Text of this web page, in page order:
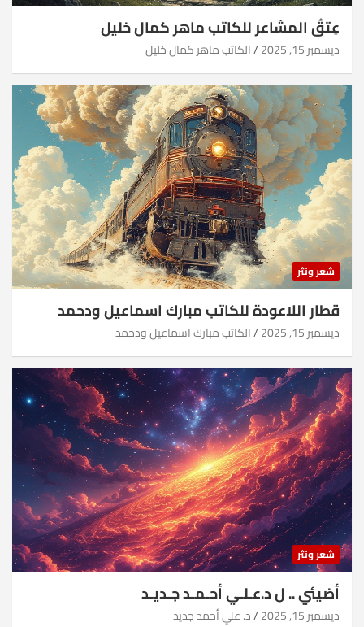
عِتقُ المشاعر للكاتب ماهر كمال خليل
ديسمبر 15, 2025 الكاتب ماهر كمال خليل
شعر ونثر
قطار اللاعودة للكاتب مبارك اسماعيل ودحمد
ديسمبر 15, 2025 الكاتب مبارك اسماعيل ودحمد
شعر ونثر
أضيئي .. ل د.عـلـي أحـمـد جـديـد
ديسمبر 15, 2025 د. علي أحمد جديد